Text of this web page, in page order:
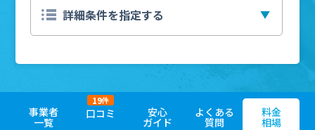
事業者
一覧
口コミ
19件
安心
ガイド
よくある
質問
料金
相場